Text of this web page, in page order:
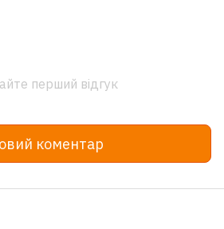
перший відгук
коментар